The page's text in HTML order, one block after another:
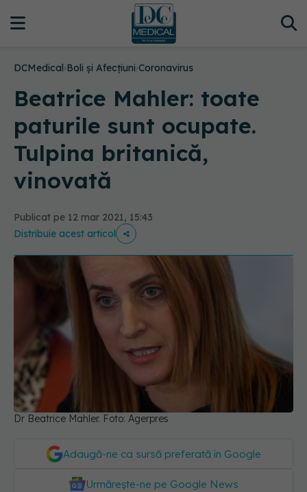
DCMedical›Boli și Afecțiuni›Coronavirus
Beatrice Mahler: toate
paturile sunt ocupate.
Tulpina britanică,
vinovată
Publicat pe 12 mar 2021, 15:43
Distribuie acest articol
Dr Beatrice Mahler. Foto: Agerpres
Adaugă-ne ca sursă preferată în Google
Urmărește-ne pe Google News